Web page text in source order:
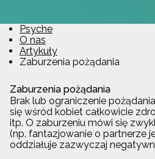
Psyche
O nas
Artykuły
Zaburzenia pożądania
Zaburzenia pożądania
Brak lub ograniczenie
się wśród kobiet całkowicie
itp. O zaburzeniu mówi się
(np. fantazjowanie o partnerze
oddziałuje zazwyczaj